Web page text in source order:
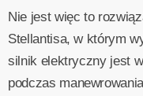
Nie jest więc to
Stellantisa, w którym
silnik elektryczny jest
podczas